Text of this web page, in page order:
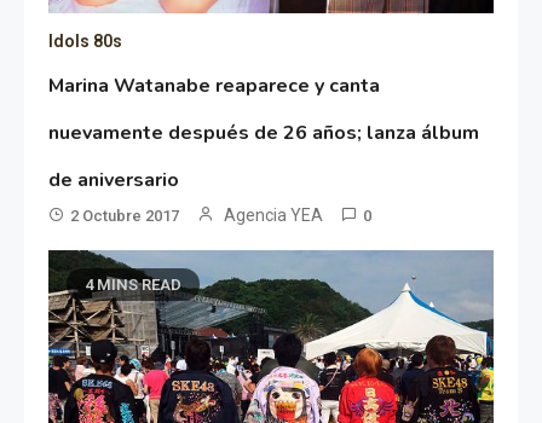
Idols 80s
Marina Watanabe reaparece y canta
nuevamente después de 26 años; lanza álbum
de aniversario
2 Octubre 2017 Agencia YEA 0
4 MINS READ